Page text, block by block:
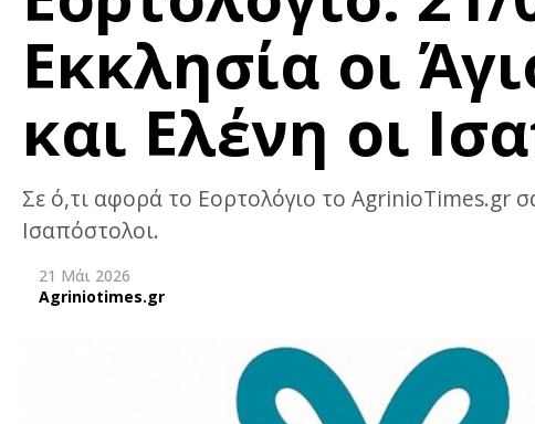
Εκκλησία οι
και Ελένη οι
Σε ό,τι αφορά το Εορτολόγιο το AgrinioTimes.gr
Ισαπόστολοι.
21 Μάι 2026
Agriniotimes.gr